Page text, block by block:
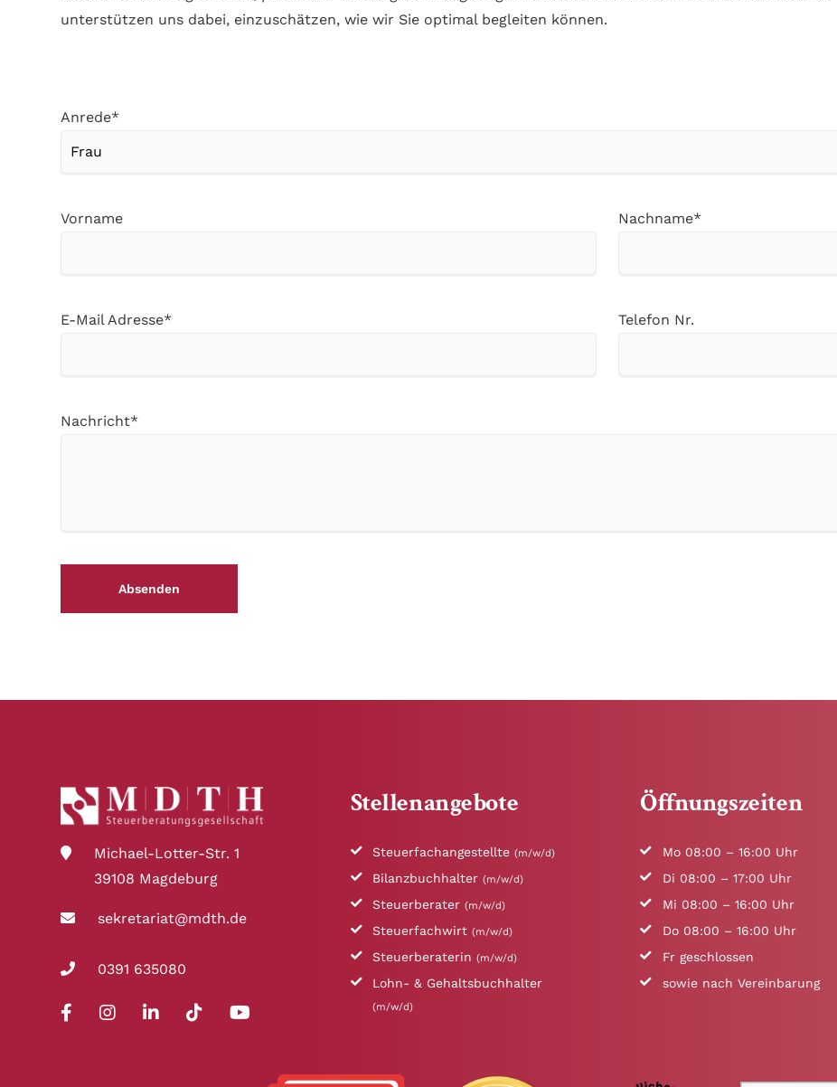
unterstützen uns dabei, einzuschätzen, wie wir Sie optimal begleiten können.
Pflichtfeld
Anrede*
Vorname Pflichtfeld
Nachname*
Pflichtfeld
E-Mail Adresse* Telefon Nr.
Pflichtfeld
Nachricht*
Absenden
Michael-Lotter-Str. 1
39108 Magdeburg
sekretariat@mdth.de
0391 635080
Stellenangebote
Steuerfachangestellte (m/w/d)
Bilanzbuchhalter (m/w/d)
Steuerberater (m/w/d)
Steuerfachwirt (m/w/d)
Steuerberaterin (m/w/d)
Lohn- & Gehaltsbuchhalter
(m/w/d)
Öffnungszeiten
Mo 08:00 – 16:00 Uhr
Di 08:00 – 17:00 Uhr
Mi 08:00 – 16:00 Uhr
Do 08:00 – 16:00 Uhr
Fr geschlossen
sowie nach Vereinbarung